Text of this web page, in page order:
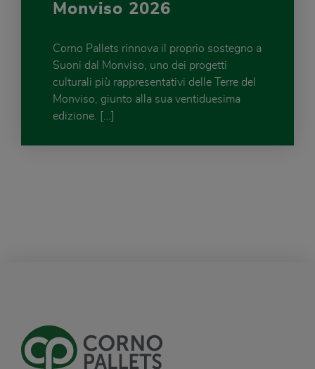
Monviso 2026
Corno Pallets rinnova il proprio sostegno a
Suoni dal Monviso, uno dei progetti
culturali più rappresentativi delle Terre del
Monviso, giunto alla sua ventiduesima
edizione. […]